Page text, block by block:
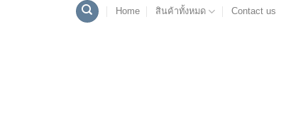
Home สินค้าทั้งหมด Contact us